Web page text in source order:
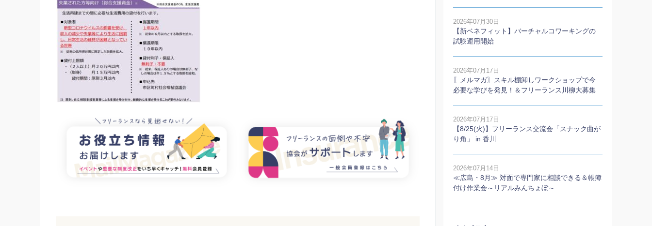
2026年07月30日
【新ベネフィット】バーチャルコワーキングの
試験運用開始
2026年07月17日
〖メルマガ〗スキル棚卸しワークショップで今
必要な学びを発見！＆フリーランス川柳大募集
2026年07月17日
【8/25(火)】フリーランス交流会「スナック曲が
り角」 in 香川
2026年07月14日
≪広島・8月≫ 対面で専門家に相談できる＆帳簿
付け作業会～リアルみんちょぼ～